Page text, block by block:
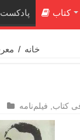
پادکست کتاب
خانه /
کتاب فیلم‌نامه